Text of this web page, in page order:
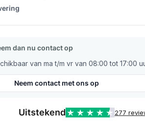
dan nu contact op
van ma t/m vr van 08:00 tot 17:00
Neem contact met ons op
Uitstekend 277